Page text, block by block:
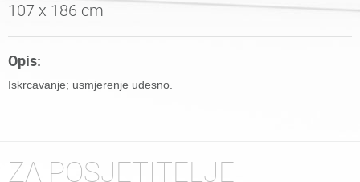
107 x 186 cm
Opis:
Iskrcavanje; usmjerenje udesno.
ZA POSJETITELJE